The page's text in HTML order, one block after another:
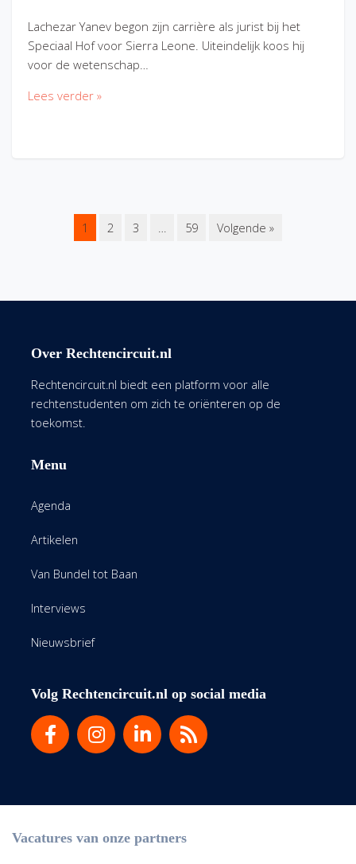
Lachezar Yanev begon zijn carrière als jurist bij het
Speciaal Hof voor Sierra Leone. Uiteindelijk koos hij
voor de wetenschap…
Lees verder »
1 2 3 … 59 Volgende »
Over Rechtencircuit.nl
Rechtencircuit.nl biedt een platform voor alle
rechtenstudenten om zich te oriënteren op de
toekomst.
Menu
Agenda
Artikelen
Van Bundel tot Baan
Interviews
Nieuwsbrief
Volg Rechtencircuit.nl op social media
Vacatures van onze partners